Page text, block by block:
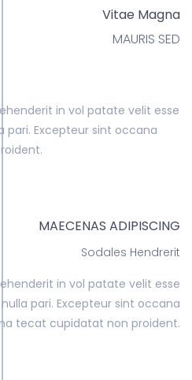
Vitae Magna
MAURIS SED
in vol patate velit esse
pari. Excepteur sint occana
MAECENAS ADIPISCING
Sodales Hendrerit
in vol patate velit esse
pari. Excepteur sint occana
tecat cupidatat non proident.